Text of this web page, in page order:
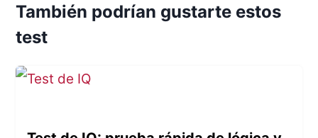
También podrían gustarte estos
test